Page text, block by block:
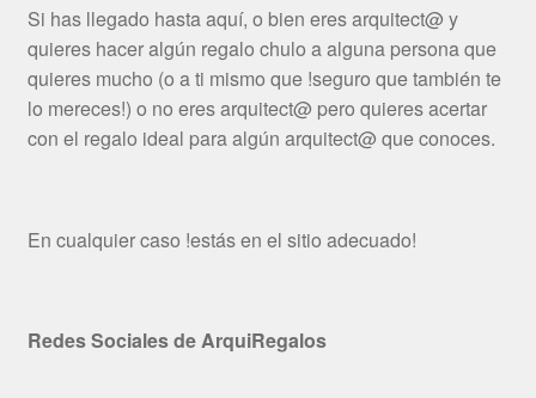
Si has llegado hasta aquí, o bien eres arquitect@ y
quieres hacer algún regalo chulo a alguna persona que
quieres mucho (o a ti mismo que !seguro que también te
lo mereces!) o no eres arquitect@ pero quieres acertar
con el regalo ideal para algún arquitect@ que conoces.
En cualquier caso !estás en el sitio adecuado!
Redes Sociales de ArquiRegalos